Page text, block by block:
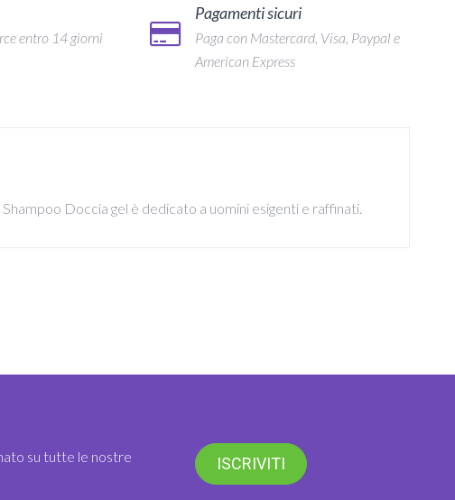
entro 14 giorni
Pagamenti sicuri
Paga con Mastercard, Visa, Paypal e
American Express
Doccia gel è dedicato a uomini esigenti e raffinati.
su tutte le nostre
ISCRIVITI